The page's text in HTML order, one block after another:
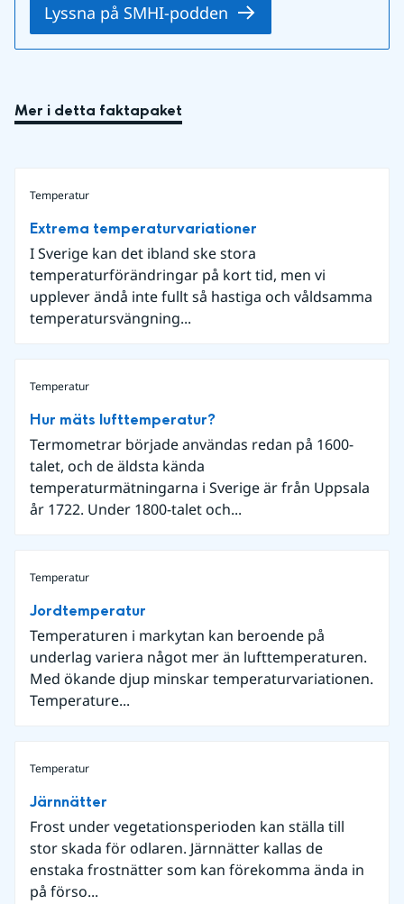
Lyssna på SMHI-podden
Mer i detta faktapaket
Temperatur
Extrema temperaturvariationer
I Sverige kan det ibland ske stora
temperaturförändringar på kort tid, men vi
upplever ändå inte fullt så hastiga och våldsamma
temperatursvängning...
Temperatur
Hur mäts lufttemperatur?
Termometrar började användas redan på 1600-
talet, och de äldsta kända
temperaturmätningarna i Sverige är från Uppsala
år 1722. Under 1800-talet och...
Temperatur
Jordtemperatur
Temperaturen i markytan kan beroende på
underlag variera något mer än lufttemperaturen.
Med ökande djup minskar temperaturvariationen.
Temperature...
Temperatur
Järnnätter
Frost under vegetationsperioden kan ställa till
stor skada för odlaren. Järnnätter kallas de
enstaka frostnätter som kan förekomma ända in
på förso...